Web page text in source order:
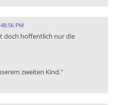
PM
doch hoffentlich nur die
zweiten Kind."